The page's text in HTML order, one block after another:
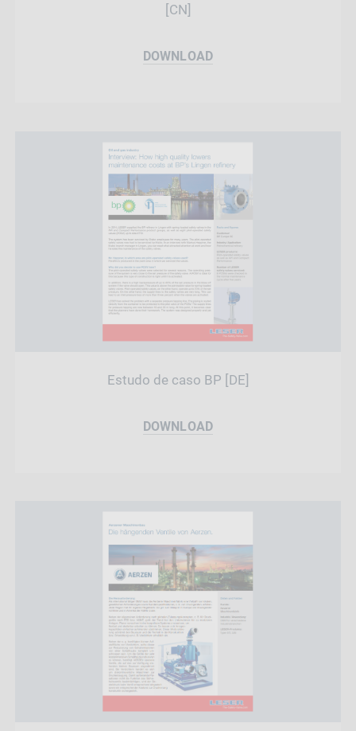
[CN]
DOWNLOAD
Estudo de caso BP [DE]
DOWNLOAD